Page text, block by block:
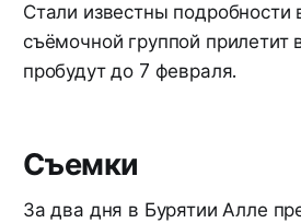
Стали известны
съёмочной группой прилетит
пробудут до 7 февраля.
Съемки
За два дня в Бурятии Алле